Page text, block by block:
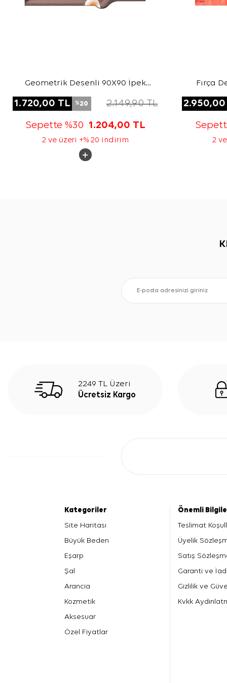
Geometrik Desenli 90X90 İpek
1.720,00 TL %20 2.149,90TL
Sepette %30 1.204,00 TL
2 ve üzeri +% 20 indirim
Fırça
2.950,00
2
2249 TL Üzeri
Ücretsiz Kargo
Kategoriler
Site Haritası
Büyük Beden
Eşarp
Şal
Arancia
Kozmetik
Aksesuar
Özel Fiyatlar
Önemli
Teslimat
Üyelik
Satış
Garanti ve
Gizlilik ve
Kvkk